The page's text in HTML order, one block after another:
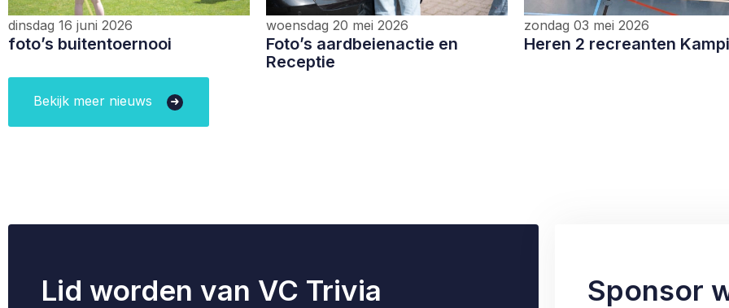
dinsdag 16 juni 2026
foto’s buitentoernooi
woensdag 20 mei 2026
Foto’s aardbeienactie en
Receptie
zondag 03 mei 2026
Heren 2 recreanten
Bekijk meer nieuws
Lid worden van VC Trivia Sponsor